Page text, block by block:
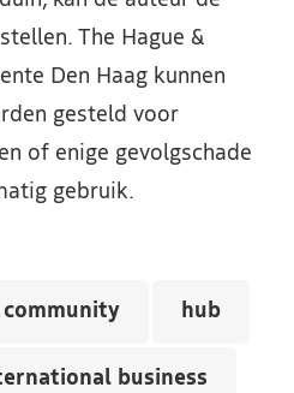
The Hague &
Den Haag kunnen
gesteld voor
of enige gevolgschade
gebruik.
community hub
business